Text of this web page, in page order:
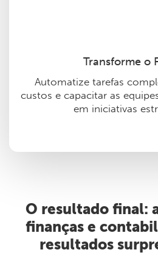
Transforme o
Automatize tarefas
custos e capacitar as
em iniciativas
O resultado final:
finanças e
resultados